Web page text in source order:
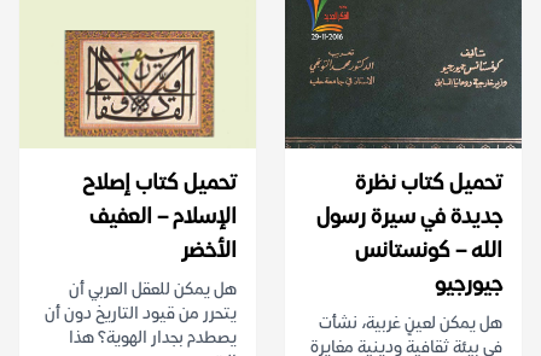
تحميل كتاب نظرة
جديدة في سيرة رسول
الله – كونستانس
جيورجيو
هل يمكن لعينٍ غربية، نشأت
في بيئة ثقافية ودينية مغايرة
تحميل كتاب إصلاح
الإسلام – العفيف
الأخضر
هل يمكن للعقل العربي أن
يتحرر من قيود التاريخ دون أن
يصطدم بجدار الهوية؟ هذا